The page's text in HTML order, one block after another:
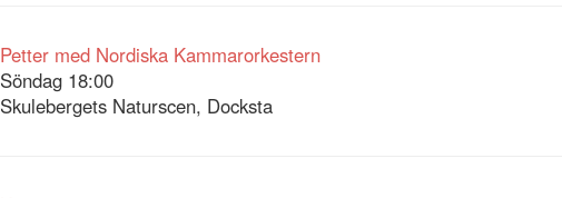
Petter med Nordiska Kammarorkestern
Söndag 18:00
Skulebergets Naturscen, Docksta